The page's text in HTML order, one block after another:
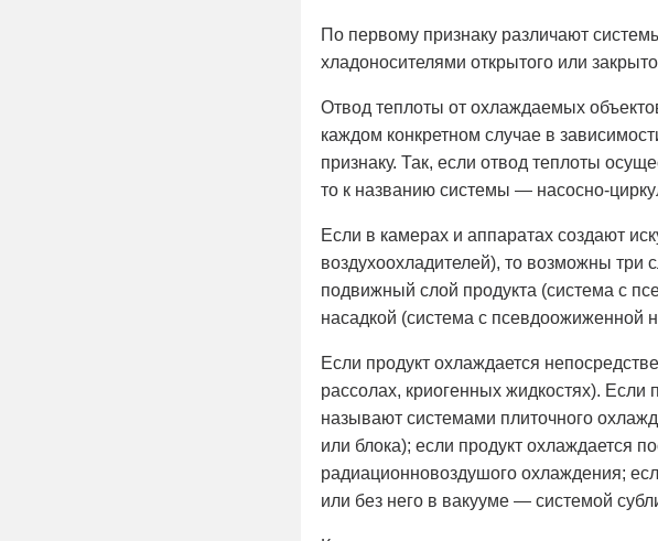
По первому признаку различают
хладоносителями открытого или
Отвод теплоты от охлаждаемых
каждом конкретном случае в
признаку. Так, если отвод теплоты
то к названию системы — насосно-
Если в камерах и аппаратах создают
воздухоохладителей), то возможны
подвижный слой продукта (система с
насадкой (система с псевдоожиженной
Если продукт охлаждается
рассолах, криогенных жидкостях).
называют системами плиточного
или блока); если продукт охлаждается
радиационновоздушого охлаждения;
или без него в вакууме — системой